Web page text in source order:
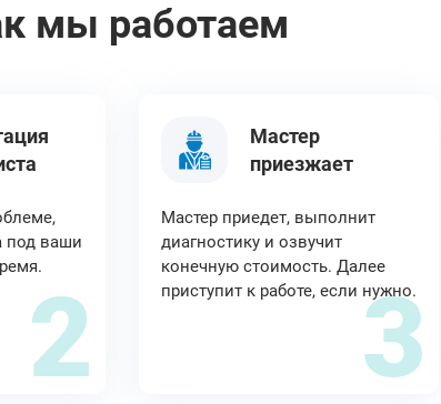
мы работаем
под ваши
2
Мастер
приезжает
Мастер приедет, выполнит
диагностику и озвучит
конечную стоимость. Далее
приступит к работе, если нужно.
3